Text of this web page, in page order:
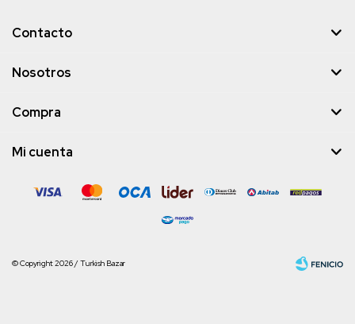
Contacto
Nosotros
Compra
Mi cuenta
© Copyright 2026 / Turkish Bazar